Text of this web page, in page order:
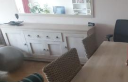
12 mois, 11 mois, 10 mois, 5-6